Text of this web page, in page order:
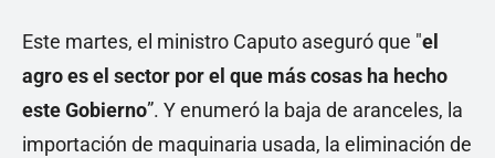
Este martes, el ministro Caputo aseguró que "el
agro es el sector por el que más cosas ha hecho
este Gobierno”. Y enumeró la baja de aranceles, la
importación de maquinaria usada, la eliminación de